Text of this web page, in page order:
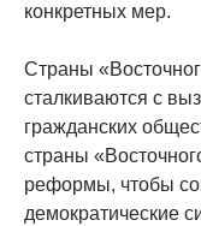
конкретных мер.
Страны
сталкиваются с
гражданских
страны
реформы, чтобы
демократические